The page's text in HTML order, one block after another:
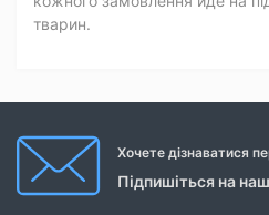
тварин.
Хочете дізнаватися
Підпишіться на